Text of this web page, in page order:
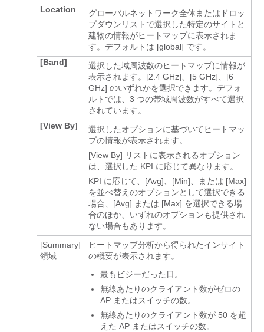
Location
グローバルネットワーク全体またはドロッ
プダウンリストで選択した特定のサイトと
建物の情報がヒートマップに表示されま
す。デフォルトは [global] です。
[Band]
選択した域周波数のヒートマップに情報が
表示されます。[2.4 GHz]、[5 GHz]、[6
GHz] のいずれかを選択できます。 デフォ
ルトでは、3 つの帯域周波数がすべて選択
されています。
[View By]
選択したオプションに基づいてヒートマッ
プの情報が表示されます。
[View By] リストに表示されるオプション
は、選択した KPI に応じて異なります。
KPI に応じて、[Avg]、[Min]、または [Max]
を並べ替えのオプションとして選択できる
場合、[Avg] または [Max] を選択できる場
合のほか、いずれのオプションも提供され
ない場合もあります。
[Summary]
領域
ヒートマップ分析から得られたインサイト
の概要が表示されます。
最もビジーだった日。
無線あたりのクライアント数がゼロの
AP またはスイッチの数。
無線あたりのクライアント数が 50 を超
えた AP またはスイッチの数。